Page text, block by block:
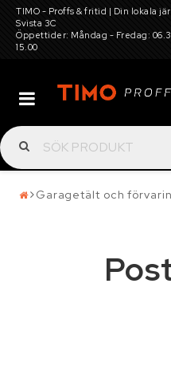
TIMO - Proffs & fritid | Din lokala
Svista 3C
Öppettider: Måndag - Fredag:
15.00
Batterier
Däck, hjul, fälg,
Elverktyg, maskiner
verkstadsutrustning
Garagetält och